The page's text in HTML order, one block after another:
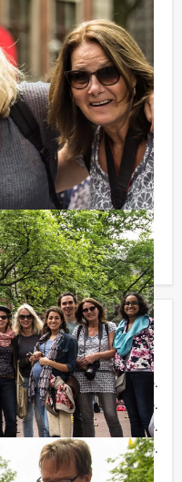
€ 59,50 p.p.
€ 56,50 p.p.
€ 54,50 p.p.
€ 52,50 p.p.
om uw drankje af
per uur dat u in
kunt u
waarbij u
fris, huiswijn, koffie
niet voor
deelnemers? Als u
te betalen, kunt u
boeken.